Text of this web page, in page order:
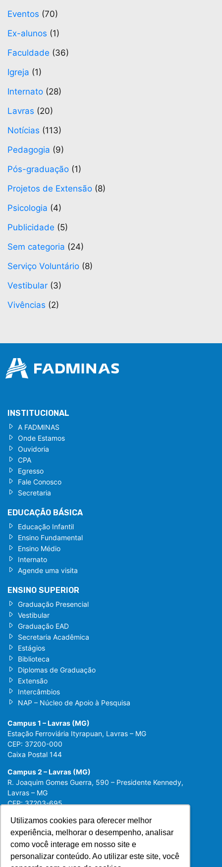
Utilizamos cookies para oferecer melhor
experiência, melhorar o desempenho, analisar
como você interage em nosso site e
personalizar conteúdo. Ao utilizar este site, você
Utilizamos cookies para oferecer melhor
experiência, melhorar o desempenho, analisar
como você interage em nosso site e
personalizar conteúdo. Ao utilizar este site, você
Eventos (70)
Ex-alunos (1)
Faculdade (36)
Igreja (1)
Internato (28)
Lavras (20)
Notícias (113)
Pedagogia (9)
Pós-graduação (1)
Projetos de Extensão (8)
Psicologia (4)
Publicidade (5)
Sem categoria (24)
Serviço Voluntário (8)
Vestibular (3)
Vivências (2)
INSTITUCIONAL
A FADMINAS
Onde Estamos
Ouvidoria
CPA
Egresso
Fale Conosco
Secretaria
EDUCAÇÃO BÁSICA
Educação Infantil
Ensino Fundamental
Ensino Médio
Internato
Agende uma visita
ENSINO SUPERIOR
Graduação Presencial
Vestibular
Graduação EAD
Secretaria Acadêmica
Estágios
Biblioteca
Diplomas de Graduação
Extensão
Intercâmbios
NAP – Núcleo de Apoio à Pesquisa
Campus 1 – Lavras (MG)
Estação Ferroviária Ityrapuan, Lavras – MG
CEP: 37200-000
Caixa Postal 144
Campus 2 – Lavras (MG)
R. Joaquim Gomes Guerra, 590 – Presidente Kennedy,
Lavras – MG
CEP: 37203-695